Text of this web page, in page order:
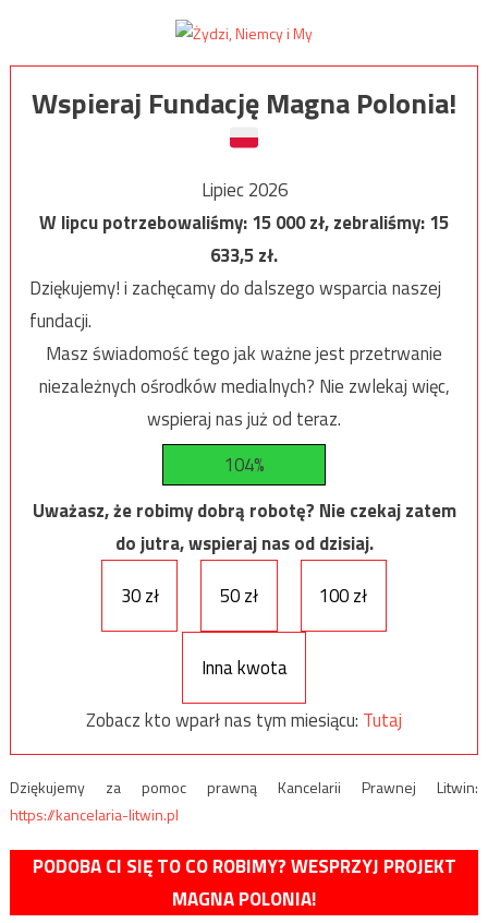
Wspieraj Fundację Magna Polonia!
Lipiec 2026
W lipcu potrzebowaliśmy:15 000zł, zebraliśmy:15
633,5zł.
Dziękujemy! i zachęcamy do dalszego wsparcia naszej
fundacji.
Masz świadomość tego jak ważne jest przetrwanie
niezależnych ośrodków medialnych? Nie zwlekaj więc,
wspieraj nas już od teraz.
104%
Uważasz, że robimy dobrą robotę? Nie czekaj zatem
do jutra, wspieraj nas od dzisiaj.
30 zł
50 zł 100 zł
Inna kwota
Zobacz kto wparł nas tym miesiącu: Tutaj
Dziękujemy za pomoc prawną Kancelarii Prawnej Litwin:
https://kancelaria-litwin.pl
PODOBA CI SIĘ TO CO ROBIMY? WESPRZYJ PROJEKT
MAGNA POLONIA!